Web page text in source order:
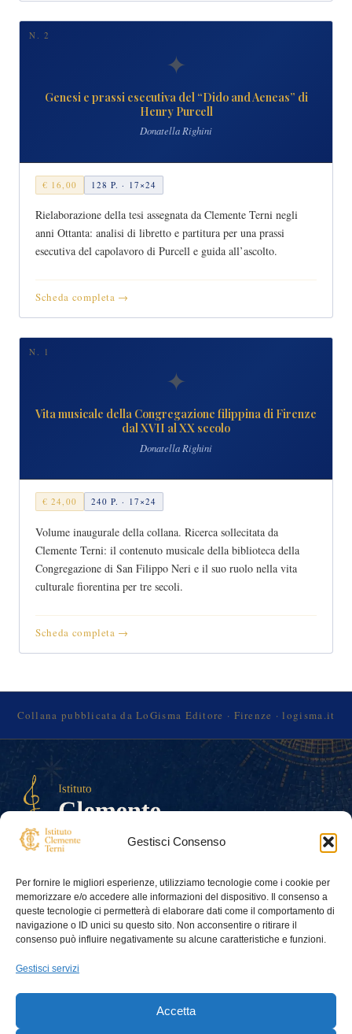
Gestisci Consenso
Per fornire le migliori esperienze, utilizziamo tecnologie come i cookie per
memorizzare e/o accedere alle informazioni del dispositivo. Il consenso a
queste tecnologie ci permetterà di elaborare dati come il comportamento di
navigazione o ID unici su questo sito. Non acconsentire o ritirare il
consenso può influire negativamente su alcune caratteristiche e funzioni.
Gestisci servizi
Accetta
N. 2
✦
Genesi e prassi esecutiva del “Dido and Aeneas” di
Henry Purcell
Donatella Righini
€ 16,00 128 P. · 17×24
Rielaborazione della tesi assegnata da Clemente Terni negli
anni Ottanta: analisi di libretto e partitura per una prassi
esecutiva del capolavoro di Purcell e guida all’ascolto.
Scheda completa →
N. 1
✦
Vita musicale della Congregazione filippina di Firenze
dal XVII al XX secolo
Donatella Righini
€ 24,00 240 P. · 17×24
Volume inaugurale della collana. Ricerca sollecitata da
Clemente Terni: il contenuto musicale della biblioteca della
Congregazione di San Filippo Neri e il suo ruolo nella vita
culturale fiorentina per tre secoli.
Scheda completa →
Collana pubblicata da LoGisma Editore · Firenze · logisma.it
Istituto Clemente Terni — Associazione
culturale ONLUS
Contatti
istitutoterni@gmail.com
Codice Fiscale: 94195680486
Risorse Pagine